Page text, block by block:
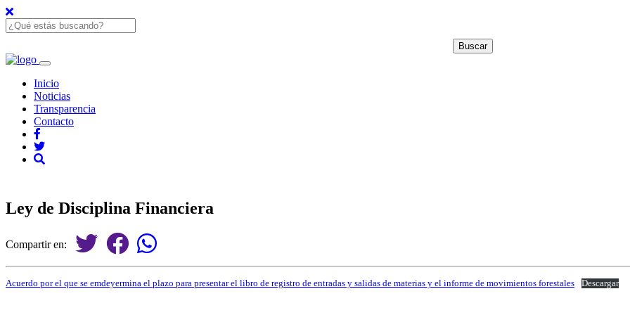
Inicio
Noticias
Transparencia
Contacto
Ley de Disciplina Financiera
Compartir en:
Acuerdo por el que se emdeyermina el plazo para presentar el libro de registro de entradas y salidas de materias y el informe de movimientos forestales Descargar